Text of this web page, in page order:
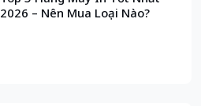
2026 – Nên Mua Loại Nào?